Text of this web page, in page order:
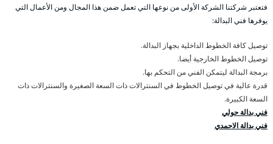
فتعتبر شركتنا الشركة الأولى من نوعها التي تعمل ضمن هذا المجال ومن الأعمال التي
يوفرها فني البدالة:
توصيل كافة الخطوط الداخلية بجهاز البدالة.
توصيل الخطوط الخارجية أيضا.
برمجة البدالة ليتمكن الفني من التحكم بها.
قدرة عالية في توصيل الخطوط في السنترالات ذات السعة الصغيرة والسنترالات ذات
السعة الكبيرة.
فني بدالة حولي
فني بدالة الاحمدي